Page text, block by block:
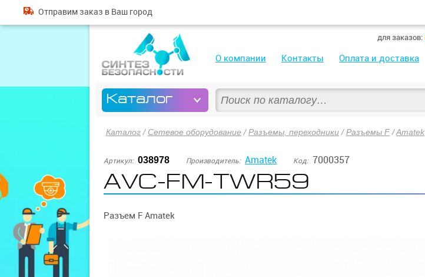
О компании Контакты Оплата и доставка
Каталог
для заказов:
Отправим заказ в Ваш город
Каталог / Сетевое оборудование /Разъемы, переходники /Разъемы F /Amatek
Артикул: 038978 Производитель: Amatek Код: 7000357
AVC-FM-TWR59
Разъем F Amatek